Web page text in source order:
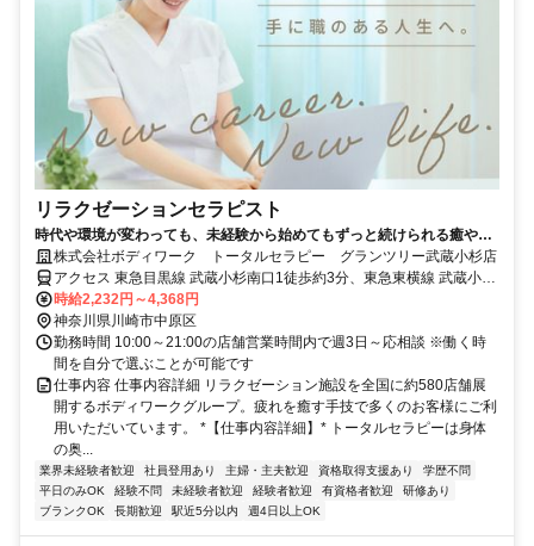
リラクゼーションセラピスト
時代や環境が変わっても、未経験から始めてもずっと続けられる癒やし
の仕事。手に職を身につけて、生き方を変えよう。
株式会社ボディワーク トータルセラピー グランツリー武蔵小杉店
アクセス 東急目黒線 武蔵小杉南口1徒歩約3分、東急東横線 武蔵小杉
南口1徒歩約3分、ＪＲ横須賀線/ＪＲ湘南新宿ライン 武蔵小杉新南改
札口徒歩約4分 最寄駅：武蔵小杉駅
時給2,232円～4,368円
神奈川県川崎市中原区
勤務時間 10:00～21:00の店舗営業時間内で週3日～応相談 ※働く時
間を自分で選ぶことが可能です
仕事内容 仕事内容詳細 リラクゼーション施設を全国に約580店舗展
開するボディワークグループ。疲れを癒す手技で多くのお客様にご利
用いただいています。 *【仕事内容詳細】* トータルセラピーは身体
の奥...
業界未経験者歓迎 社員登用あり 主婦・主夫歓迎 資格取得支援あり
学歴不問
平日のみOK
経験不問 未経験者歓迎 経験者歓迎 有資格者歓迎
研修あり
ブランクOK
長期歓迎 駅近5分以内 週4日以上OK